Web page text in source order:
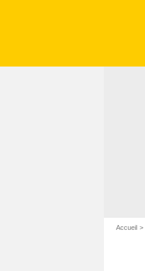
Accueil